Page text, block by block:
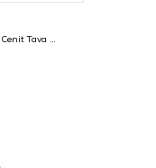
Fissler Cenit Tava 28 cm